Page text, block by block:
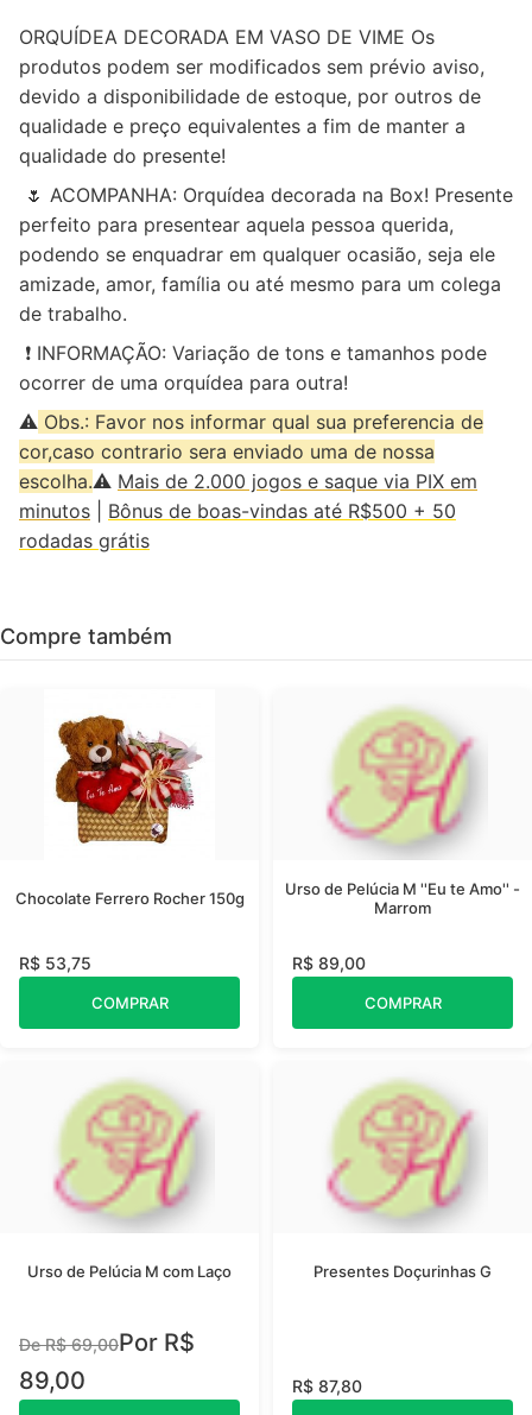
ORQUÍDEA DECORADA EM VASO DE VIME Os
produtos podem ser modificados sem prévio aviso,
devido a disponibilidade de estoque, por outros de
qualidade e preço equivalentes a fim de manter a
qualidade do presente!
🌷 ACOMPANHA: Orquídea decorada na Box! Presente
perfeito para presentear aquela pessoa querida,
podendo se enquadrar em qualquer ocasião, seja ele
amizade, amor, família ou até mesmo para um colega
de trabalho.
❗ INFORMAÇÃO: Variação de tons e tamanhos pode
ocorrer de uma orquídea para outra!
⚠️ Obs.: Favor nos informar qual sua preferencia de
cor,caso contrario sera enviado uma de nossa
escolha.⚠️ Mais de 2.000 jogos e saque via PIX em
minutos
Bônus de boas-vindas até R$500 + 50
rodadas grátis
Compre também
Chocolate Ferrero Rocher 150g
R$ 53,75
COMPRAR
Urso de Pelúcia M ''Eu te Amo'' -
Marrom
R$ 89,00
COMPRAR
Urso de Pelúcia M com Laço
De R$ 69,00Por R$
89,00
Presentes Doçurinhas G
R$ 87,80